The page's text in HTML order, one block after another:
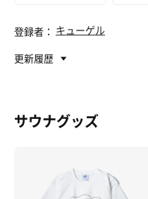
登録者： キューゲル
更新履歴
サウナグッズ